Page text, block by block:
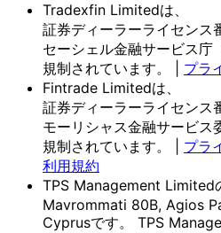
Tradexfin Limitedは、
証券ディーラーライセンス
セーシェル金融サービス庁
規制されています。
プラ
Fintrade Limitedは、
証券ディーラーライセン
モーリシャス金融サービス
規制されています。
プラ
利用規約
TPS Management Limited
Mavrommati 80B, Agios
Cyprusです。
TPS